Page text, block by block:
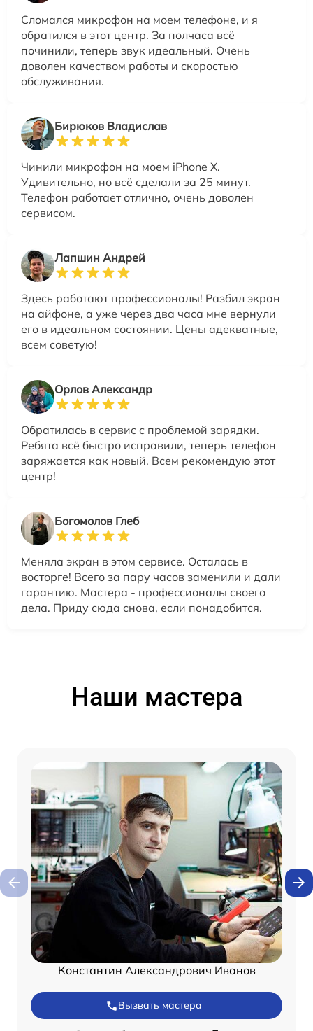
Сломался микрофон на моем телефоне, и я
обратился в этот центр. За полчаса всё
починили, теперь звук идеальный. Очень
доволен качеством работы и скоростью
обслуживания.
Бирюков Владислав
Чинили микрофон на моем iPhone X.
Удивительно, но всё сделали за 25 минут.
Телефон работает отлично, очень доволен
сервисом.
Лапшин Андрей
Здесь работают профессионалы! Разбил экран
на айфоне, а уже через два часа мне вернули
его в идеальном состоянии. Цены адекватные,
всем советую!
Орлов Александр
Обратилась в сервис с проблемой зарядки.
Ребята всё быстро исправили, теперь телефон
заряжается как новый. Всем рекомендую этот
центр!
Богомолов Глеб
Меняла экран в этом сервисе. Осталась в
восторге! Всего за пару часов заменили и дали
гарантию. Мастера - профессионалы своего
дела. Приду сюда снова, если понадобится.
Наши мастера
Константин Александрович Иванов
Вызвать мастера